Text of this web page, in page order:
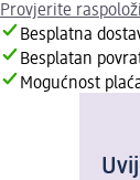
Provjerite
Besplatna
Besplatan
Mogućnost